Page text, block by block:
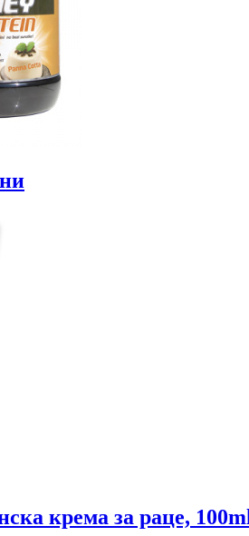
крема за раце, 100ml